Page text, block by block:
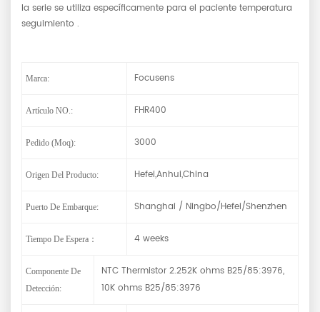
la serie se utiliza específicamente para el paciente temperatura
seguimiento .
Marca: Focusens
Artículo NO.: FHR400
Pedido (moq): 3000
Origen Del Producto: Hefei,Anhui,China
Puerto De Embarque: Shanghai / Ningbo/Hefei/Shenzhen
Tiempo De Espera： 4 weeks
Componente De
Detección:
NTC Thermistor 2.252K ohms B25/85:3976,
10K ohms B25/85:3976